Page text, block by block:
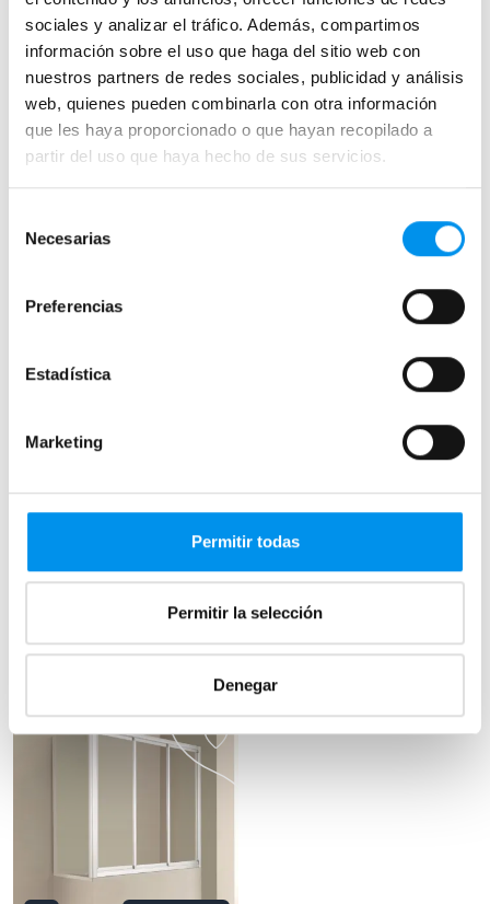
sociales y analizar el tráfico. Además, compartimos
información sobre el uso que haga del sitio web con
nuestros partners de redes sociales, publicidad y análisis
web, quienes pueden combinarla con otra información
que les haya proporcionado o que hayan recopilado a
partir del uso que haya hecho de sus servicios.
Necesarias
Preferencias
Estadística
Marketing
Permitir todas
Permitir la selección
Denegar
Angular (1 fijo + 1 corredera +
lateral fijo) 6/8 mm
508,03€ 614,68€
desde 169,34€/mes
+ 3 COLORES DISPONIBLES
Ver opciones›
Angular (2 fijos + 2 correderas +
lateral fijo) 6/8 mm
628,04€ 759,88€
desde 209,35€/mes
+ 3 COLORES DISPONIBLES
Ver opciones›
17.35%
Mampara de bañera GME
Angular (2 fijos + 2 correderas +
Ver opciones›
Vista rápida
Mampara de bañera GME
Angular (1 fijo + 1 corredera +
desde 189,35€/mes
Ver opciones›